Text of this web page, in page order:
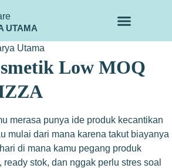
UTAMA
Low MOQ
merasa punya ide produk kecantikan
mulai dari mana karena takut biayanya
di mana kamu pegang produk
stok, dan nggak perlu stres soal